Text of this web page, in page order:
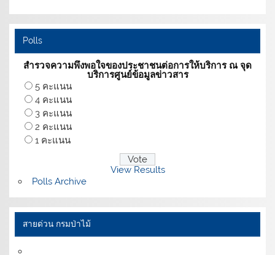
Polls
สำรวจความพึงพอใจของประชาชนต่อการให้บริการ ณ จุด
บริการศูนย์ข้อมูลข่าวสาร
5 คะแนน
4 คะแนน
3 คะแนน
2 คะแนน
1 คะแนน
View Results
Polls Archive
สายด่วน กรมป่าไม้